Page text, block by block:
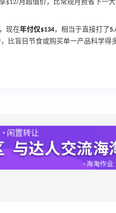
$12/月超值价，比常规月费省下一
现在年付仅$134，相当于直接打了
比盲目节食或购买单一产品科学得
4%返利
Belly
4%返利
42人获得返